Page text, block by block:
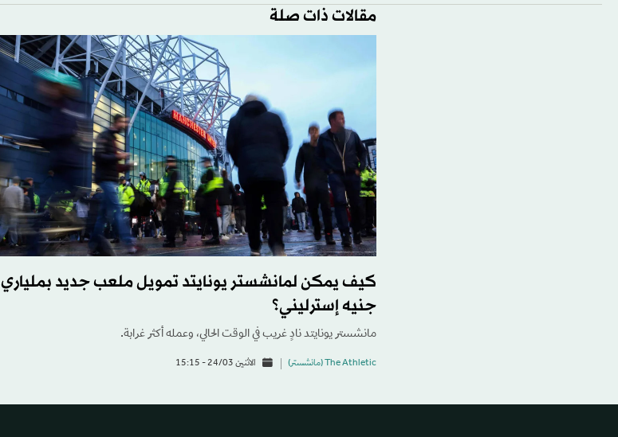
مقالات ذات صلة
كيف يمكن لمانشستر يونايتد تمويل ملعب جديد بملياري
جنيه إسترليني؟
مانشستر يونايتد نادٍ غريب في الوقت الحالي، وعمله أكثر غرابة.
The Athletic (مانشستر) الاثنين 24/03 - 15:15